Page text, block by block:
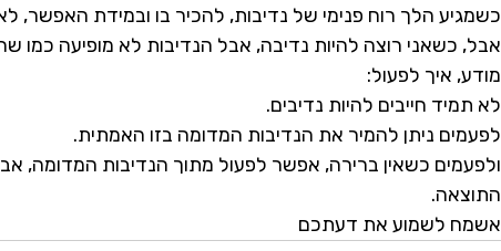
כשמגיע הלך רוח פנימי של נדיבות, להכיר בו ובמידת האפשר,
אבל, כשאני רוצה להיות נדיבה, אבל הנדיבות לא מופיעה כמו
מודע, איך לפעול:
לא תמיד חייבים להיות נדיבים.
לפעמים ניתן להמיר את הנדיבות המדומה בזו האמתית.
ולפעמים כשאין ברירה, אפשר לפעול מתוך הנדיבות המדומה,
התוצאה.
אשמח לשמוע את דעתכם